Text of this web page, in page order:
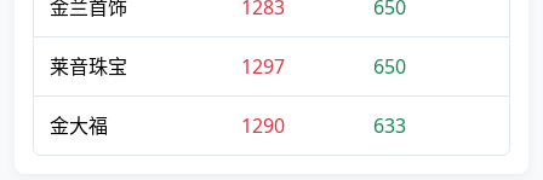
金兰首饰 1283 650
莱音珠宝 1297 650
金大福 1290 633